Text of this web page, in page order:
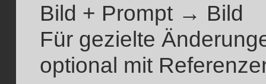
Bild + Prompt → Bild
Für gezielte
optional mit